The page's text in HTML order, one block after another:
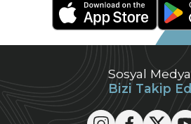
Sosyal
Bizi Takip